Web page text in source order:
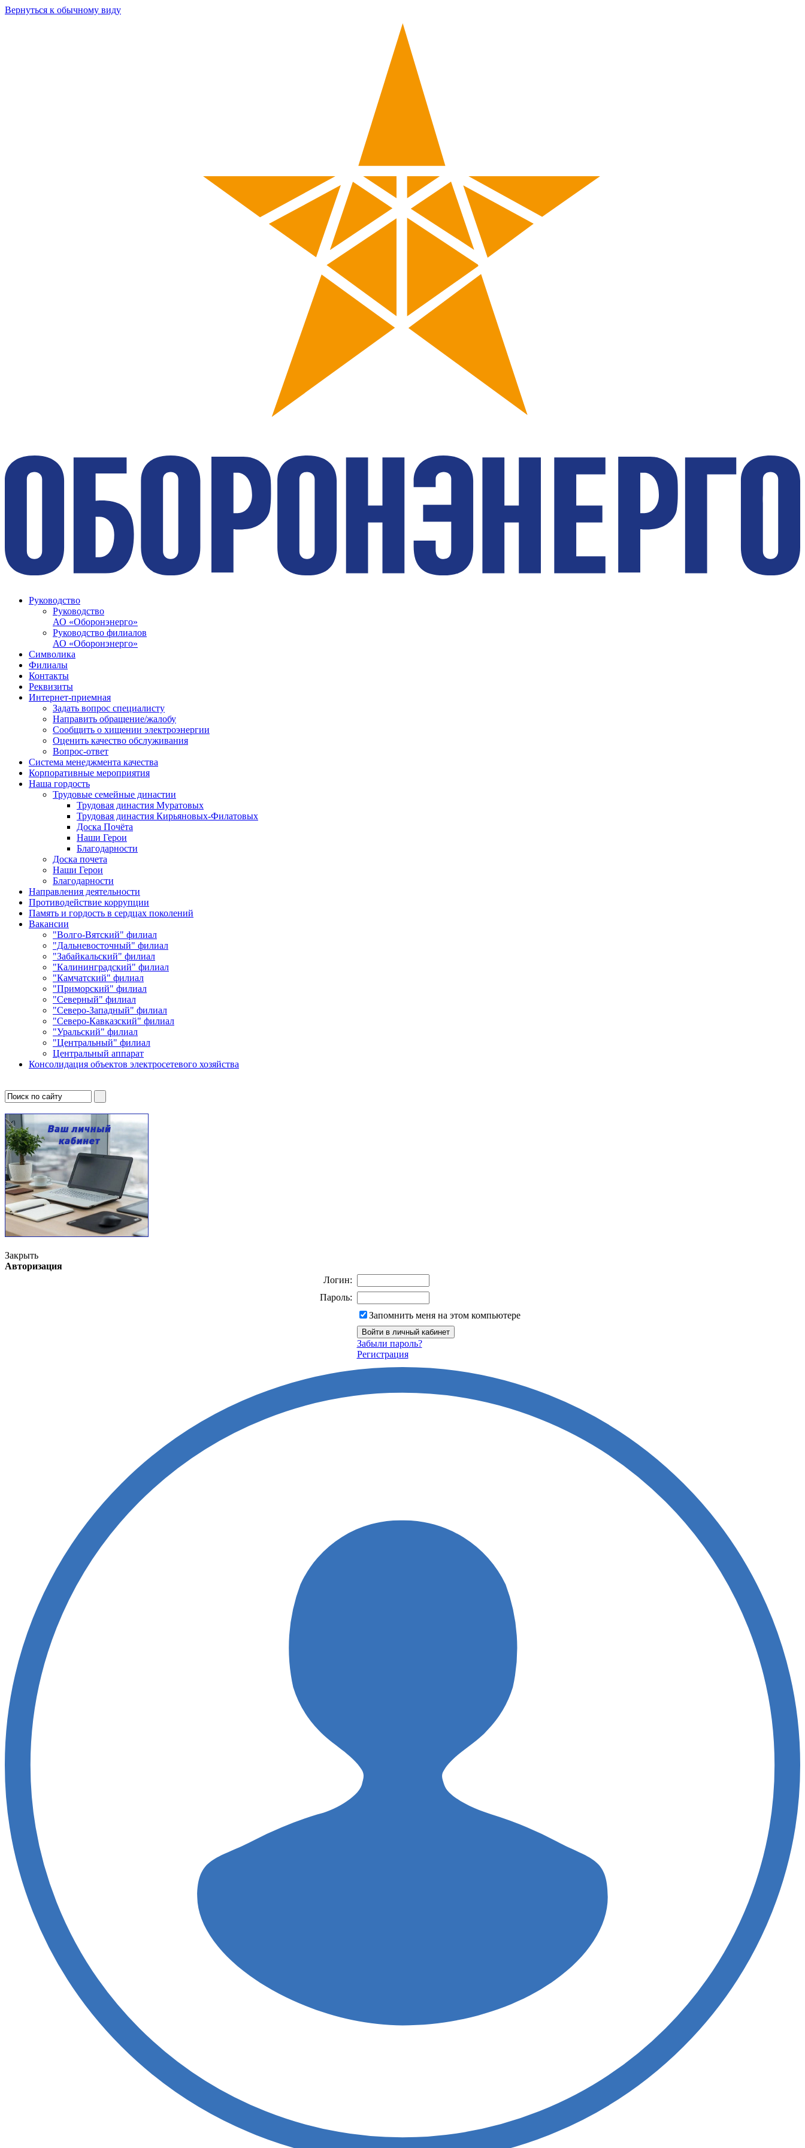
Вернуться к обычному виду
Руководство
Руководство
АО «Оборонэнерго»
Руководство филиалов
АО «Оборонэнерго»
Символика
Филиалы
Контакты
Реквизиты
Интернет-приемная
Задать вопрос специалисту
Направить обращение/жалобу
Сообщить о хищении электроэнергии
Оценить качество обслуживания
Вопрос-ответ
Система менеджмента качества
Корпоративные мероприятия
Наша гордость
Трудовые семейные династии
Трудовая династия Муратовых
Трудовая династия Кирьяновых-Филатовых
Доска Почёта
Наши Герои
Благодарности
Доска почета
Наши Герои
Благодарности
Направления деятельности
Противодействие коррупции
Память и гордость в сердцах поколений
Вакансии
"Волго-Вятский" филиал
"Дальневосточный" филиал
"Забайкальский" филиал
"Калининградский" филиал
"Камчатский" филиал
"Приморский" филиал
"Северный" филиал
"Северо-Западный" филиал
"Северо-Кавказский" филиал
"Уральский" филиал
"Центральный" филиал
Центральный аппарат
Консолидация объектов электросетевого хозяйства
Закрыть
Авторизация
Логин:
Пароль:
Запомнить меня на этом компьютере
Забыли пароль?
Регистрация